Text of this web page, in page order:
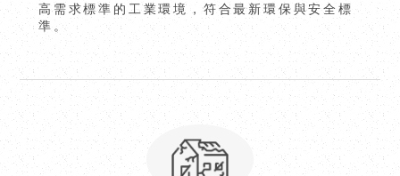
高需求標準的工業環境，符合最新環保與安全標
準。